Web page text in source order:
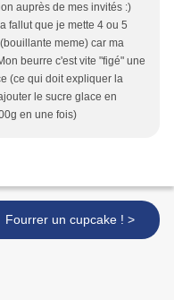
auprès de mes invités :)
fallut que je mette 4 ou 5
meme) car ma
beurre c'est vite "figé" une
(ce qui doit expliquer la
le sucre glace en
en une fois)
Fourrer un cupcake ! >